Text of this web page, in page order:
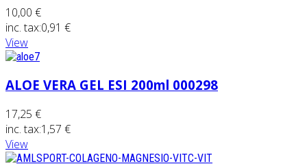
10,00 €
inc. tax:0,91 €
View
ALOE VERA GEL ESI 200ml 000298
17,25 €
inc. tax:1,57 €
View